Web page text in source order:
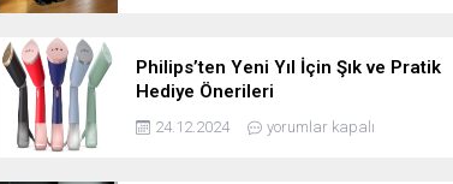
Philips’ten Yeni Yıl İçin Şık ve Pratik
Hediye Önerileri
24.12.2024 yorumlar kapalı
Korkmaz’dan Hayatı
Kolaylaştıran Yeni Bir Ürün